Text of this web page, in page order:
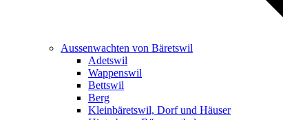
Aussenwachten von Bäretswil
Adetswil
Wappenswil
Bettswil
Berg
Kleinbäretswil, Dorf und Häuser